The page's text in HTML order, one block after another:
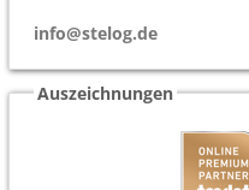
info@stelog.de
Auszeichnungen